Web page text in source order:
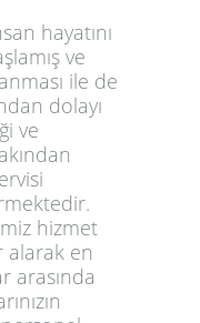
hayatını
ve
ile de
dolayı
ve
hizmet
alarak en
arasında